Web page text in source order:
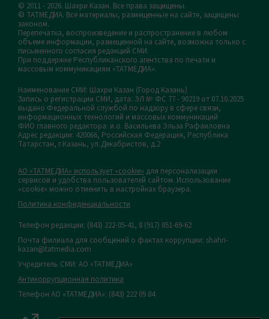
© 2011 - 2026. Шахри Казан. Все права защищены.
© ТАТМЕДИА. Все материалы, размещенные на сайте, защищены
законом.
Перепечатка, воспроизведение и распространение в любом
объеме информации, размещенной на сайте, возможна только с
письменного согласия редакций СМИ.
При поддержке Республиканского агентства по печати и
массовым коммуникациям «ТАТМЕДИА».
Наименование СМИ: Шахри Казан (Город Казань)
Запись о регистрации СМИ, дата: ЭЛ № ФС 77 - 90219 от 07.10.2025
выдано Федеральной службой по надзору в сфере связи,
информационных технологий и массовых коммуникаций
ФИО главного редактора: и.о. Васильева Эльза Рафаиловна
Адрес редакции: 420066, Российская Федерация, Республика
Татарстан, г.Казань, ул.Декабристов, д.2
АО «ТАТМЕДИА» использует «cookie» для персонализации
сервисов и удобства пользователей сайтом. Использование
«cookie» можно отменить в настройках браузера.
Политика конфиденциальности
Телефон редакции: (843) 222-05-41, 8 (917) 851-69-62
Почта филиала для сообщений о фактах коррупции: shahri-
kazan@tatmedia.com
Учредитель СМИ: АО «ТАТМЕДИА»
Антикоррупционная политика
Телефон АО «ТАТМЕДИА»: (843) 222 09 84